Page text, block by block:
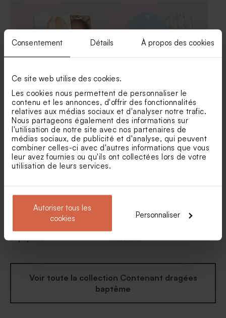
Consentement Détails À propos des cookies
Ce site web utilise des cookies.
Les cookies nous permettent de personnaliser le
contenu et les annonces, d'offrir des fonctionnalités
relatives aux médias sociaux et d'analyser notre trafic.
Nous partageons également des informations sur
l'utilisation de notre site avec nos partenaires de
médias sociaux, de publicité et d'analyse, qui peuvent
combiner celles-ci avec d'autres informations que vous
leur avez fournies ou qu'ils ont collectées lors de votre
utilisation de leurs services.
Autoriser tous les
cookies
Personnaliser
Contenant à dragées
baptême petit ourson
Etui à dragées baptême
bouquet floral
Contenant à dragées fleurs
et papillon
Contenant à dragées
tournesol
Voir toute la collection Contenant dragées
baptême